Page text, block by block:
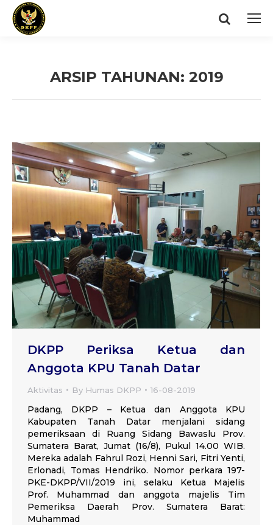
Search:
ARSIP TAHUNAN: 2019
DKPP Periksa Ketua dan
Anggota KPU Tanah Datar
Aktivitas By Humas DKPP 16-08-2019
Padang, DKPP – Ketua dan Anggota KPU
Kabupaten Tanah Datar menjalani sidang
pemeriksaan di Ruang Sidang Bawaslu Prov.
Sumatera Barat, Jumat (16/8), Pukul 14.00 WIB.
Mereka adalah Fahrul Rozi, Henni Sari, Fitri Yenti,
Erlonadi, Tomas Hendriko. Nomor perkara 197-
PKE-DKPP/VII/2019 ini, selaku Ketua Majelis
Prof. Muhammad dan anggota majelis Tim
Pemeriksa Daerah Prov. Sumatera Barat:
Muhammad